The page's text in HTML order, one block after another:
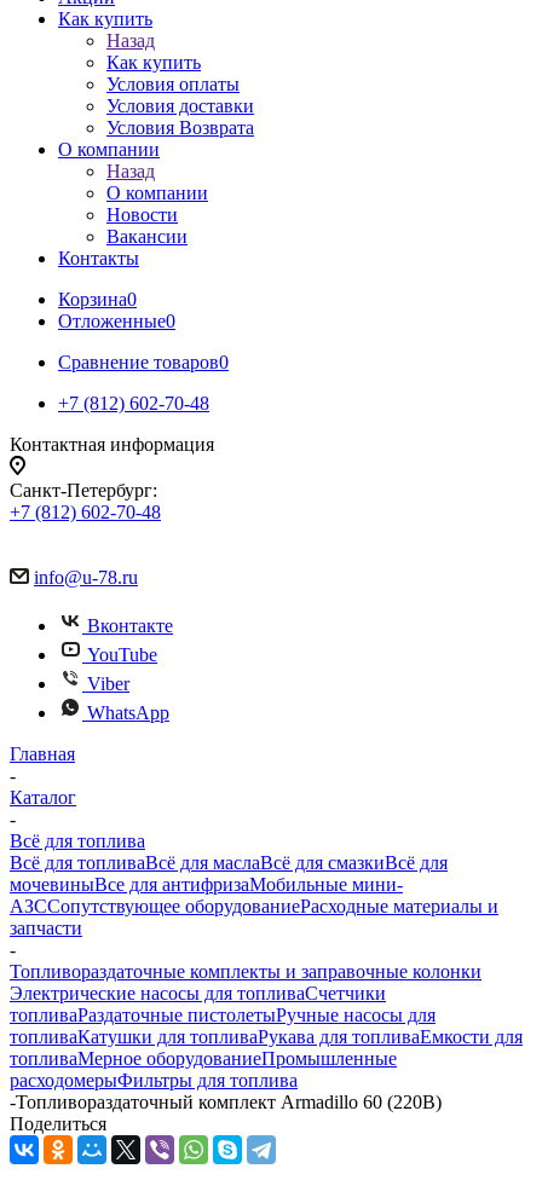
Как купить
Назад
Как купить
Условия оплаты
Условия доставки
Условия Возврата
О компании
Назад
О компании
Новости
Вакансии
Контакты
Корзина0
Отложенные0
Сравнение товаров0
+7 (812) 602-70-48
Контактная информация
Санкт-Петербург:
+7 (812) 602-70-48
info@u-78.ru
Вконтакте
YouTube
Viber
WhatsApp
Главная
-
Каталог
-
Всё для топлива
Всё для топливаВсё для маслаВсё для смазкиВсё для
мочевиныВсе для антифризаМобильные мини-
АЗССопутствующее оборудованиеРасходные материалы и
запчасти
-
Топливораздаточные комплекты и заправочные колонки
Электрические насосы для топливаСчетчики
топливаРаздаточные пистолетыРучные насосы для
топливаКатушки для топливаРукава для топливаЕмкости для
топливаМерное оборудованиеПромышленные
расходомерыФильтры для топлива
-Топливораздаточный комплект Armadillo 60 (220В)
Поделиться